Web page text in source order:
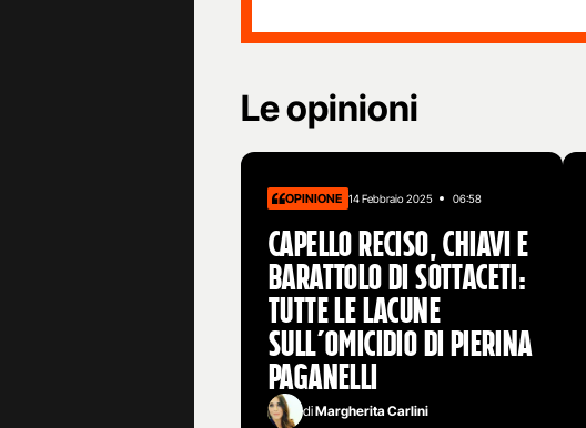
Le opinioni
OPINIONE 14 Febbraio 2025 06:58
Capello reciso, chiavi e
barattolo di sottaceti:
tutte le lacune
sull’omicidio di Pierina
Paganelli
diMargherita Carlini